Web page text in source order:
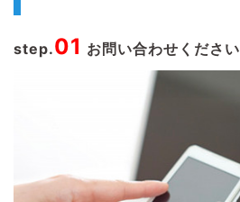
step.01 お問い合わせください